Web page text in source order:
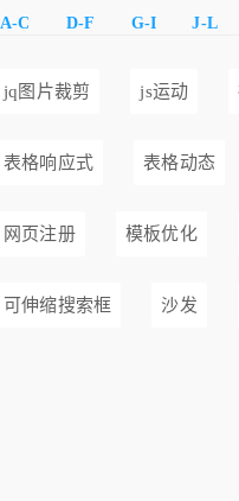
A-C D-F G-I J-L
jq图片裁剪 js运动
表格响应式 表格动态
网页注册 模板优化
可伸缩搜索框 沙发